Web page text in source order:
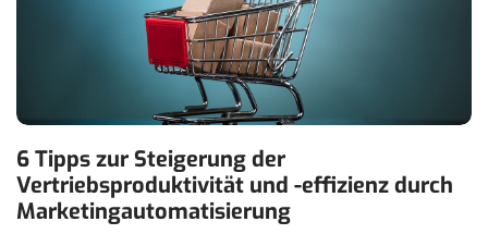
6 Tipps zur Steigerung der
Vertriebsproduktivität und -effizienz durch
Marketingautomatisierung